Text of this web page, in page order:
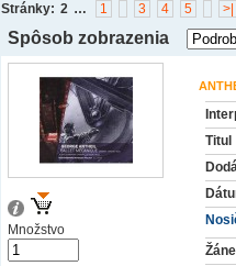
Stránky: 1
2 3 4 5
… >|
Spôsob zobrazenia
Titul
Množstvo